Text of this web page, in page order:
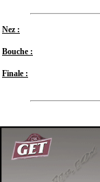
Nez :
Bouche :
Finale :